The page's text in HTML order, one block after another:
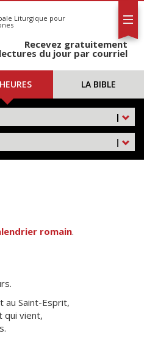
Liturgique pour
Recevez gratuitement
du jour par courriel
LA BIBLE
|
|
romain.
au Saint-Esprit,
qui vient,